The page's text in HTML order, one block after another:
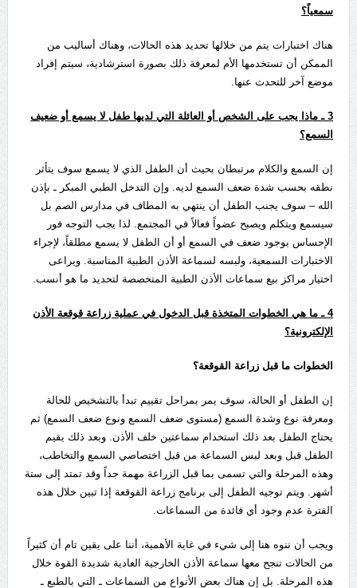
سمعياً؟
هناك اختبارات يتم من خلالها تحديد هذه الحالات، وهناك أساليب من
الممكن أن تستخدمها الأم لمعرفة ذلك بصورة استرشادية، سيتم إفراد
موضع آخر للتحدث عنها.
3ـ ماذا يجب على الشخص أو العائلة التي لديها طفل لا يسمع أو ضعيف
السمع؟
إن السمع والكلام مرتبطان بحيث أن الطفل الذي لا يسمع سوف يتأثر
نطقه بحسب شدة ضعف السمع لديه. وإن التدخل الطبي المبكر ـ بإذن
الله – سوف يجنب الطفل أن ينتهي به المطاف في مدارس الصم بل
سيسمع ويتكلم ويصبح عضواً فعالاً في المجتمع. لذا يجب التوجه فور
الإحساس بوجود ضعف في السمع أو أن الطفل لا يسمع مطلقاً، لإجراء
الاختبارات السمعية، ولبسه لسماعة الأذن الطبية المناسبة. ويراعى
اختيار مراكز بيع سماعات الأذن الطبية المتخصصة لتحديد ما هو أنسب.
4ـ ما هي الخطوات المتخذة قبل الدخول في عملية زراعة قوقعة الأذن
الإلكترونية؟
الخطوات ما قبل زراعة القوقعة؟
إن الطفل أو الحالة، سوف يمر بمراحل تقييم تبدأ بالتشخيص للحالة
ومعرفة نوع وشدة السمع (مستوى ضعف السمع ونوع ضعف السمع) ثم
يحتاج الطفل بعد ذلك استخدام سماعتين خلف الأذن. وبعد ذلك يقيم
الطفل قبل وبعد لبس السماعة من قبل اختصاصي السمع والتخاطب،
وهذه المرحلة والتي تسمى بما قبل الزراعة مهمة جداً وقد تمتد إلى ستة
أشهر. ويتم توجيه الطفل إلى برنامج زراعة القوقعة إذا تبين خلال هذه
الفترة عدم وجود أي فائدة من السماعات.
ويجب أن ننوه هنا إلى شيء في غاية الأهمية، أننا على يقين تام أن كثيراً
من الحالات تنجح معها سماعة الأذن الخارجية العادية شديدة القوة خلال
هذه المرحلة. بل إن هناك بعض الأنواع من السماعات ـ التي بالطبع ـ